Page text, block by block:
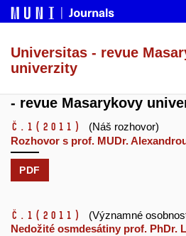
Universitas - revue
univerzity
- revue Masarykovy
č.1 (2011)
(Náš rozhovor)
Rozhovor s prof. MUDr.
PDF
č.1 (2011)
(Významné
Nedožité osmdesátiny prof. PhDr.